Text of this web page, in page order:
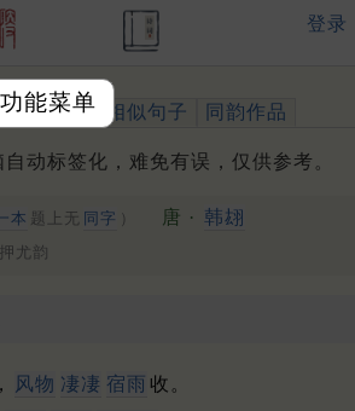
能菜单
登录
处、引用 相似句子 同韵作品
动标签化，难免有误，仅供参考。
本 题上无 同字 ） 唐 · 韩翃
尤韵
， 风物 凄凄 宿雨 收。